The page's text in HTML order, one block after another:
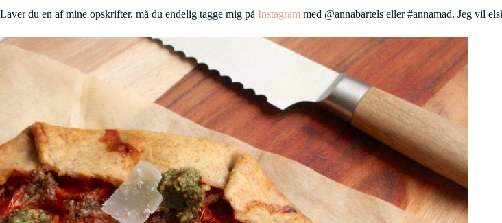
Laver du en af mine opskrifter, må du endelig tagge mig på Instagram med @annabartels eller #annamad. Jeg vil